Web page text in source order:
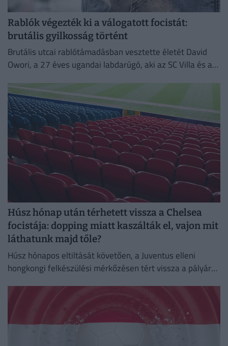
Rablók végezték ki a válogatott focistát:
brutális gyilkosság történt
Brutális utcai rablótámadásban vesztette életét David
Owori, a 27 éves ugandai labdarúgó, aki az SC Villa és a
Húsz hónap után térhetett vissza a Chelsea
focistája: dopping miatt kaszálták el, vajon mit
láthatunk majd tőle?
Húsz hónapos eltiltását követően, a Juventus elleni
hongkongi felkészülési mérkőzésen tért vissza a pályára